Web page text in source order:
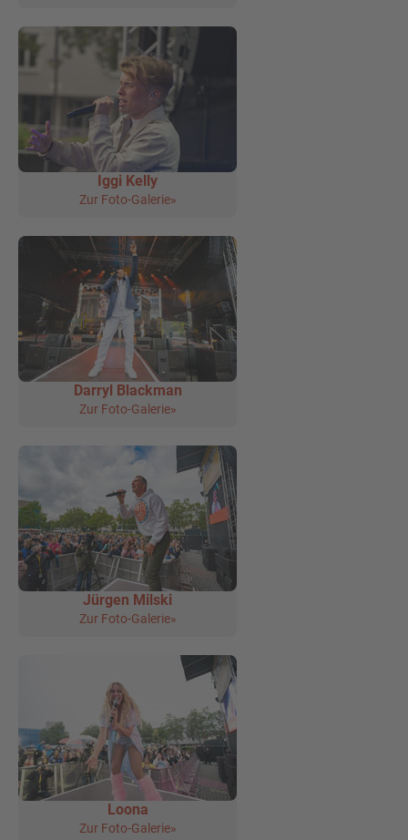
Iggi Kelly
Zur Foto-Galerie»
Darryl Blackman
Zur Foto-Galerie»
Jürgen Milski
Zur Foto-Galerie»
Loona
Zur Foto-Galerie»